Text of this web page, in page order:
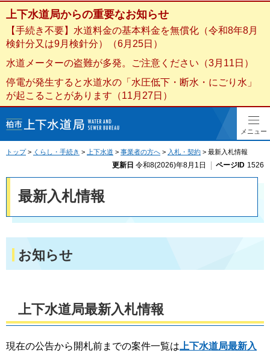
上下水道局からの重要なお知らせ
【手続き不要】水道料金の基本料金を無償化（令和8年8月
検針分又は9月検針分）（6月25日）
水道メーターの盗難が多発。ご注意ください（3月11日）
停電が発生すると水道水の「水圧低下・断水・にごり水」
が起こることがあります（11月27日）
柏市上下水道局
メニュー
トップ> くらし・手続き > 上下水道 > 事業者の方へ > 入札・契約 > 最新入札情報
更新日 令和8(2026)年8月1日 ページID 1526
最新入札情報
お知らせ
上下水道局最新入札情報
現在の公告から開札前までの案件一覧は 上下水道局最新入